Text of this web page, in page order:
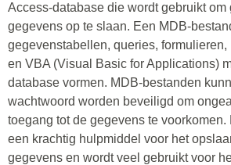
Access-database die wordt gebruikt om
gegevens op te slaan. Een MDB-
gegevenstabellen, queries, formulieren,
en VBA (Visual Basic for Applications)
database vormen. MDB-bestanden
wachtwoord worden beveiligd om
toegang tot de gegevens te voorkomen.
een krachtig hulpmiddel voor het
gegevens en wordt veel gebruikt voor